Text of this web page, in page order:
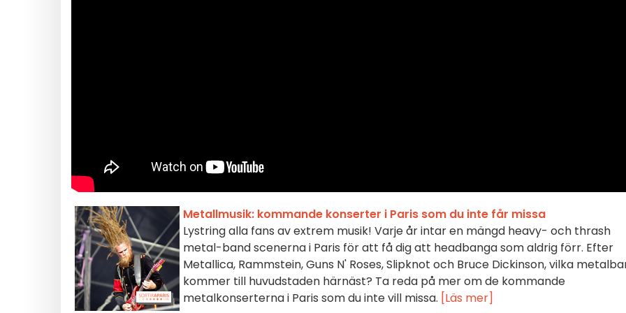
Metallmusik: kommande konserter i Paris som du inte får missa
Lystring alla fans av extrem musik! Varje år intar en mängd heavy- och thrash
metal-band scenerna i Paris för att få dig att headbanga som aldrig förr. Efter
Metallica, Rammstein, Guns N' Roses, Slipknot och Bruce Dickinson, vilka
kommer till huvudstaden härnäst? Ta reda på mer om de kommande
metalkonserterna i Paris som du inte vill missa. [Läs mer]